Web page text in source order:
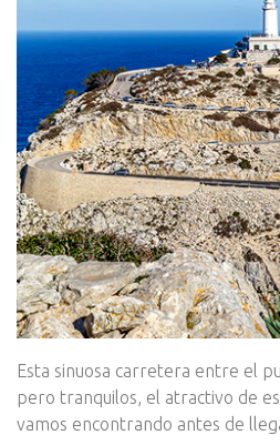
Esta sinuosa carretera entre el
pero tranquilos, el atractivo de
vamos encontrando antes de